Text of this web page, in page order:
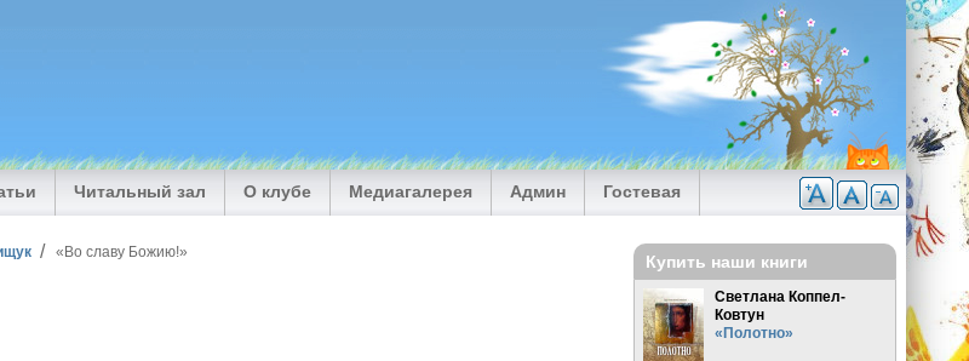
Читальный зал О клубе Медиагалерея Админ Гостевая
«Во славу Божию!»
Купить наши книги
Светлана Коппел-
Ковтун
«Полотно»